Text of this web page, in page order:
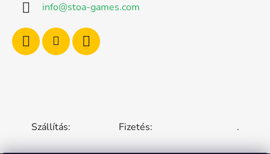
info@stoa-games.com
Szállítás: Fizetés: .